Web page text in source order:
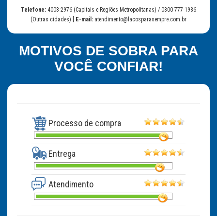
Telefone: 4003-2976 (Capitais e Regiões Metropolitanas) / 0800-777-1986
(Outras cidades)
E-mail: atendimento@lacosparasempre.com.br
MOTIVOS DE SOBRA PARA
VOCÊ CONFIAR!
Processo de compra
Entrega
Atendimento